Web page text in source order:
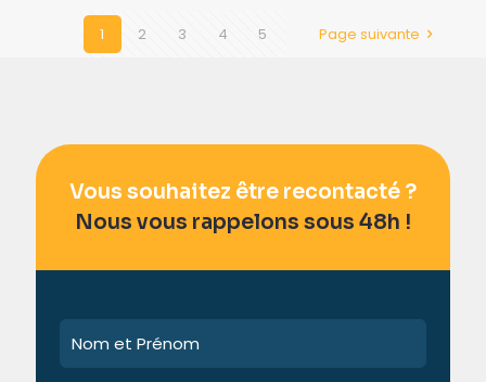
1 2 3 4 5 Page suivante
Vous souhaitez être recontacté ?
Nous vous rappelons sous 48h !